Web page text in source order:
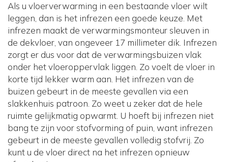
Als u vloerverwarming in een bestaande vloer wilt
leggen, dan is het infrezen een goede keuze. Met
infrezen maakt de verwarmingsmonteur sleuven in
de dekvloer, van ongeveer 17 millimeter dik. Infrezen
zorgt er dus voor dat de verwarmingsbuizen vlak
onder het vloeroppervlak liggen. Zo voelt de vloer in
korte tijd lekker warm aan. Het infrezen van de
buizen gebeurt in de meeste gevallen via een
slakkenhuis patroon. Zo weet u zeker dat de hele
ruimte gelijkmatig opwarmt. U hoeft bij infrezen niet
bang te zijn voor stofvorming of puin, want infrezen
gebeurt in de meeste gevallen volledig stofvrij. Zo
kunt u de vloer direct na het infrezen opnieuw